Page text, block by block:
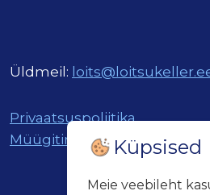
Üldmeil:
Privaatsuspoliitika
MüügitingimusedKüpsised
Meie veebileht